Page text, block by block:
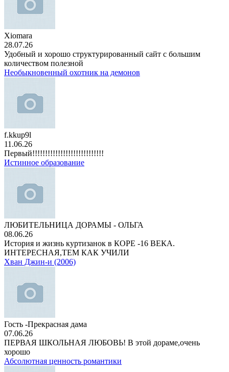
Xiomara
28.07.26
Удобный и хорошо структурированный сайт с большим
количеством полезной
Необыкновенный охотник на демонов
f.kkup9l
11.06.26
Первый!!!!!!!!!!!!!!!!!!!!!!!!!!!!
Истинное образование
ЛЮБИТЕЛЬНИЦА ДОРАМЫ - ОЛЬГА
08.06.26
История и жизнь куртизанок в КОРЕ -16 ВЕКА.
ИНТЕРЕСНАЯ,ТЕМ КАК УЧИЛИ
Хван Джин-и (2006)
Гость -Прекрасная дама
07.06.26
ПЕРВАЯ ШКОЛЬНАЯ ЛЮБОВЬ! В этой дораме,очень
хорошо
Абсолютная ценность романтики